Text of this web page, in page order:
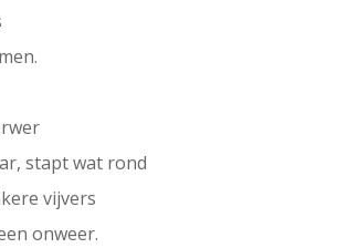
stapt wat rond
vijvers
onweer.